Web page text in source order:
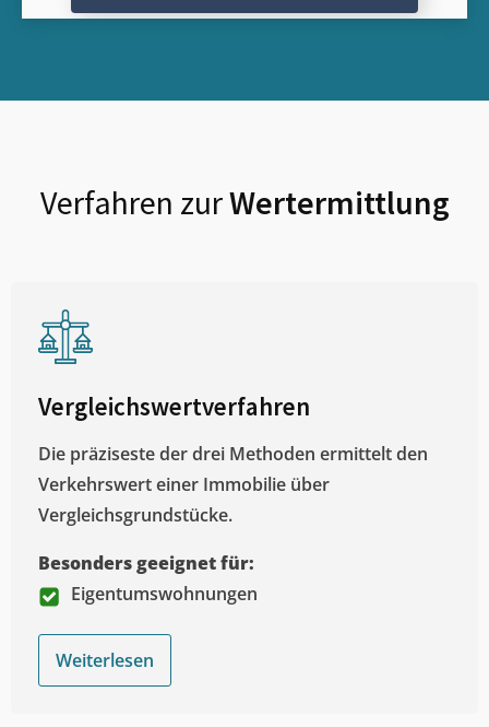
Verfahren zurWertermittlung
Vergleichswertverfahren
Die präziseste der drei Methoden ermittelt den
Verkehrswert einer Immobilie über
Vergleichsgrundstücke.
Besonders geeignet für:
Eigentumswohnungen
Weiterlesen